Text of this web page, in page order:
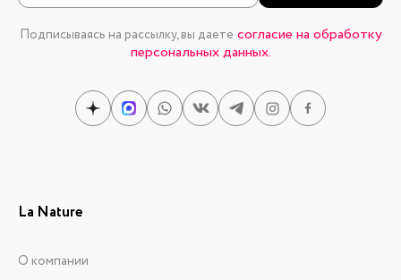
Подписываясь на рассылку, вы даете согласие на обработку
персональных данных.
La Nature
О компании